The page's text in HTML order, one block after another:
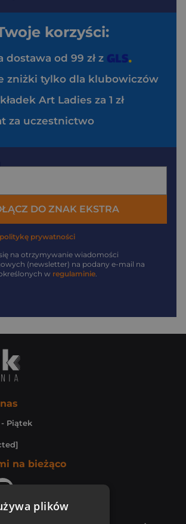
korzyści:
dostawa od 99 zł z
zniżki tylko dla klubowiczów
Art Ladies za 1 zł
za uczestnictwo
DO ZNAK EKSTRA
politykę prywatności
na otrzymywanie wiadomości
(newsletter) na podany e-mail na
w regulaminie.
- Piątek
na bieżąco
plików